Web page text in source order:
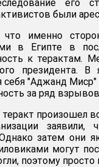
его
были
что именно
в Египте в
к терактам.
президента.
"Аджанд Миср"
за ряд
произошел
затем они
могут
поэтому просто